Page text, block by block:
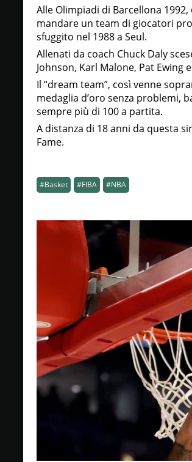
Alle Olimpiadi di Barcellona 1992,
mandare un team di giocatori
sfuggito nel 1988 a Seul.
Allenati da coach Chuck Daly
Johnson, Karl Malone, Pat Ewing
Il “dream team”, così venne
medaglia d’oro senza problemi,
sempre più di 100 a partita.
A distanza di 18 anni da questa
Fame.
#Basket #FIBA #NBA